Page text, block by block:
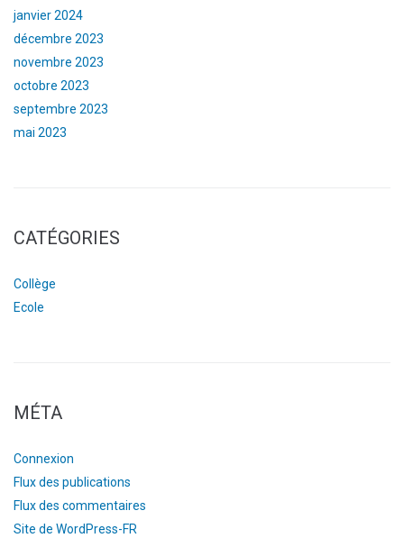
janvier 2024
décembre 2023
novembre 2023
octobre 2023
septembre 2023
mai 2023
CATÉGORIES
Collège
Ecole
MÉTA
Connexion
Flux des publications
Flux des commentaires
Site de WordPress-FR